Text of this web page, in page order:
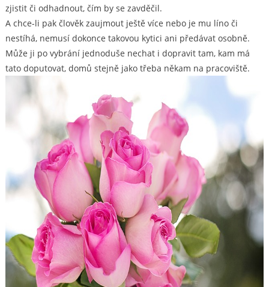
zjistit či odhadnout, čím by se zavděčil.
A chce-li pak člověk zaujmout ještě více nebo je mu líno či
nestíhá, nemusí dokonce takovou kytici ani předávat osobně.
Může ji po vybrání jednoduše nechat i dopravit tam, kam má
tato doputovat, domů stejně jako třeba někam na pracoviště.